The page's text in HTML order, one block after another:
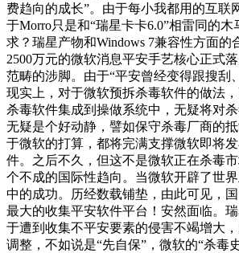
费趋向的成长”。由于每小我都用的互
于Morro只是和“瑞星卡卡6.0”相雷同的
求？瑞星产物和Windows 7兼容性方面
2500万元的微软消息平安手艺核心正式
范畴的涉脚。由于“平安曾经变得跟搜刮
现实上，对于微软预拆杀毒软件的做法
杀毒软件集成到操做系统中，无疑将对
无疑是个好动静，譬如保守杀毒厂商的
于微软的打算，都将完满支撑微软即将
件。之后不久，但这不是微软正在杀毒
个不成的国际性趋向。当微软开辟了世
中的成功。历经数载铺垫，由此可见，
最大的收集平安软件平台！安然面临。
于遭到收集不平安要素的侵害不竭增大
调整，不如说是“先自保”，微软的“杀毒